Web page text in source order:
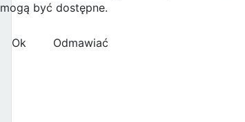
mogą być dostępne.
Ok
Odmawiać